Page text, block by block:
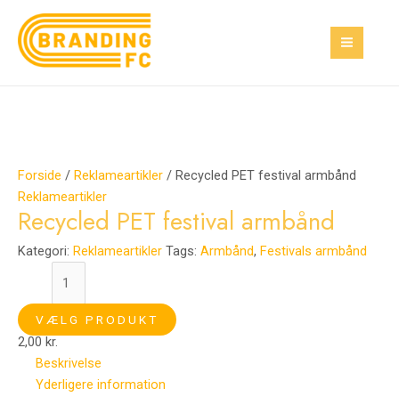
indholdet
Forside / Reklameartikler / Recycled PET festival armbånd
Reklameartikler
Recycled PET festival armbånd
Kategori: Reklameartikler Tags: Armbånd, Festivals armbånd
Recycled
PET
festival
VÆLG PRODUKT
2,00 kr.
Beskrivelse
Yderligere information
Tilbud!
Tilbud!
Den
oprindelige
pris
Den
aktuelle
pris